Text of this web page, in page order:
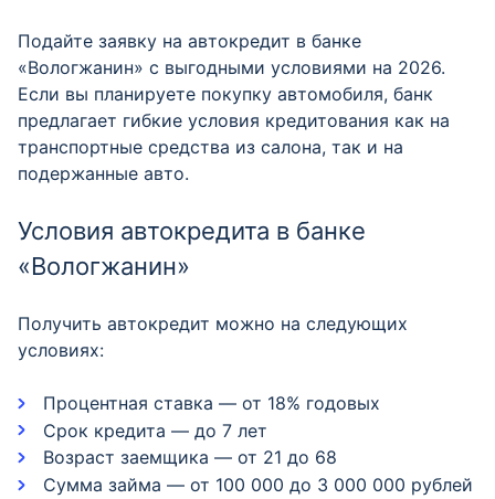
Подайте заявку на автокредит в банке
«Вологжанин» с выгодными условиями на 2026.
Если вы планируете покупку автомобиля, банк
предлагает гибкие условия кредитования как на
транспортные средства из салона, так и на
подержанные авто.
Условия автокредита в банке
«Вологжанин»
Получить автокредит можно на следующих
условиях:
Процентная ставка — от 18% годовых
Срок кредита — до 7 лет
Возраст заемщика — от 21 до 68
Сумма займа — от 100 000 до 3 000 000 рублей